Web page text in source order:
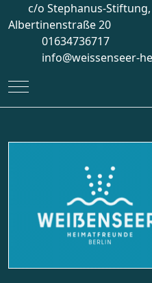
c/o Stephanus-
Albertinenstraße 20
01634736717
info@weissenseer-
Mobile Menu Toggle